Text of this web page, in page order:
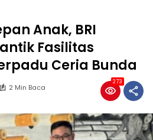
Anak, BRI
Fasilitas
Ceria Bunda
2 Min Baca
273